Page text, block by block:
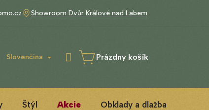
Showroom Dvůr Králové nad Labem
Slovenčina
NÁKUPNÝ
Prázdny košík
Štýl Akcie Obklady a dlažba